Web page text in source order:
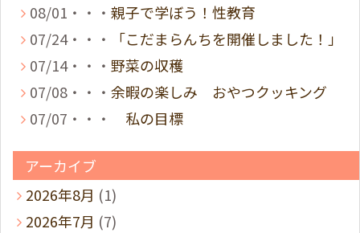
08/01・・・ 親子で学ぼう！性教育
07/24・・・
「こだまらんちを開催しました！」
07/14・・・ 野菜の収穫
07/08・・・ 余暇の楽しみ おやつクッキング
07/07・・・
私の目標
アーカイブ
2026年8月 (1)
2026年7月 (7)